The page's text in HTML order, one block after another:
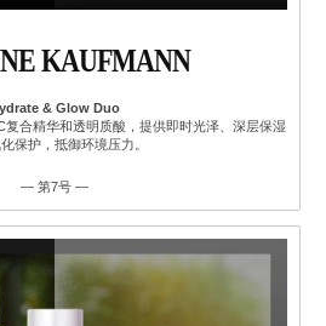
KAUFMANN
& Glow Duo
合精华和透明质酸，提供即时光泽、深层保湿
保护，抵御环境压力。
— 第7号 —